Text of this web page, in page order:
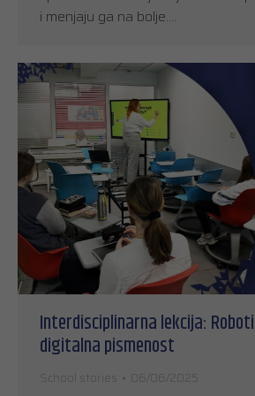
i menjaju ga na bolje.…
Interdisciplinarna lekcija:
digitalna pismenost
School stories 06/06/2025